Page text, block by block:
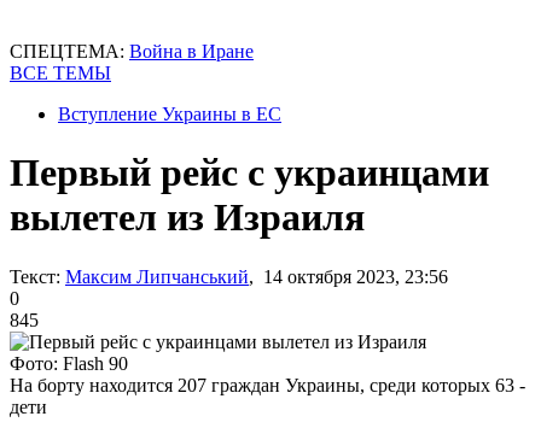
СПЕЦТЕМА: Война в Иране
ВСЕ ТЕМЫ
Вступление Украины в ЕС
Первый рейс с украинцами
вылетел из Израиля
Текст: Максим Липчанський, 14 октября 2023, 23:56
0
845
Фото: Flash 90
На борту находится 207 граждан Украины, среди которых 63 -
дети